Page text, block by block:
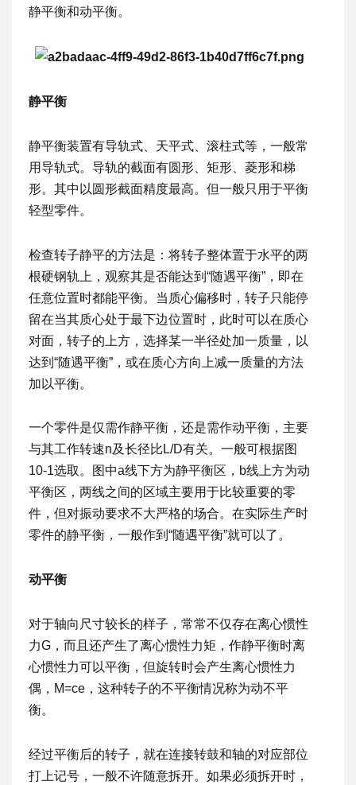
静平衡和动平衡。
静平衡
静平衡装置有导轨式、天平式、滚柱式等，一般常
用导轨式。导轨的截面有圆形、矩形、菱形和梯
形。其中以圆形截面精度最高。但一般只用于平衡
轻型零件。
检查转子静平的方法是：将转子整体置于水平的两
根硬钢轨上，观察其是否能达到“随遇平衡”，即在
任意位置时都能平衡。当质心偏移时，转子只能停
留在当其质心处于最下边位置时，此时可以在质心
对面，转子的上方，选择某一半径处加一质量，以
达到“随遇平衡”，或在质心方向上减一质量的方法
加以平衡。
一个零件是仅需作静平衡，还是需作动平衡，主要
与其工作转速n及长径比L/D有关。一般可根据图
10-1选取。图中a线下方为静平衡区，b线上方为动
平衡区，两线之间的区域主要用于比较重要的零
件，但对振动要求不大严格的场合。在实际生产时
零件的静平衡，一般作到“随遇平衡”就可以了。
动平衡
对于轴向尺寸较长的样子，常常不仅存在离心惯性
力G，而且还产生了离心惯性力矩，作静平衡时离
心惯性力可以平衡，但旋转时会产生离心惯性力
偶，M=ce，这种转子的不平衡情况称为动不平
衡。
经过平衡后的转子，就在连接转鼓和轴的对应部位
打上记号，一般不许随意拆开。如果必须拆开时，